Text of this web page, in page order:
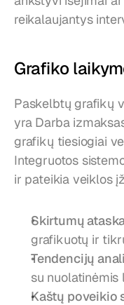
reikalaujantys
Grafiko
Paskelbtų grafikų
yra Darba
grafikų tiesiogiai
Integruotos
ir pateikia veiklos
Skirtumų
grafikuotų ir
Tendencijų
su
Kaštų poveikio